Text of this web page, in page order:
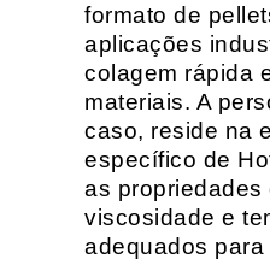
formato de
aplicações
colagem rápida
materiais. A
caso, reside na
específico de
as propriedades
viscosidade e
adequados